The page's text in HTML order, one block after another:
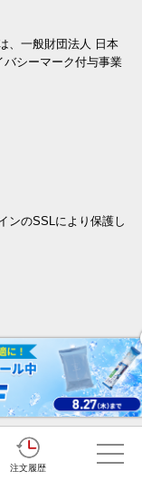
注文履歴
、一般財団法人 日本
シーマーク付与事業
ンのSSLにより保護し